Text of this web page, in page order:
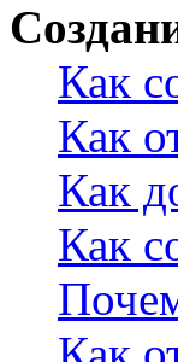
Как
Как
Как
Как